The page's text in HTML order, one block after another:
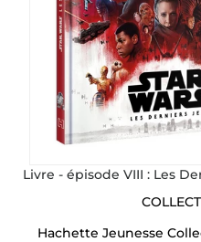
Livre - épisode VIII : Les
Hachette Jeunesse